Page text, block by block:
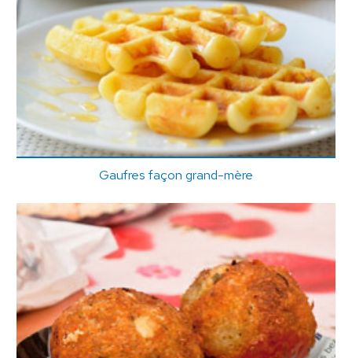
Gaufres façon grand-mère